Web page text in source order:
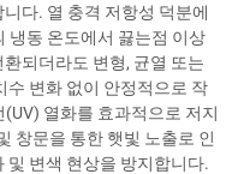
다. 열 충격 저항성 덕분에
냉동 온도에서 끓는점 이상
되더라도 변형, 균열 또는
수 변화 없이 안정적으로 작
열화를 효과적으로 저지
창문을 통한 햇빛 노출로 인
및 변색 현상을 방지합니다.